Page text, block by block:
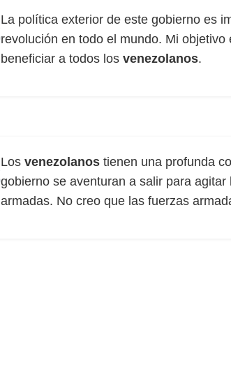
La política exterior de este gobierno es
revolución en todo el mundo. Mi
beneficiar a todos los venezolanos.
Los venezolanos tienen una profunda
gobierno se aventuran a salir para
armadas. No creo que las fuerzas